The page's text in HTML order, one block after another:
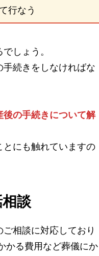
行なう
しょう。
続きをしなければな
の手続きについて解
にも触れていますの
談
相談に対応しており
かる費用など葬儀にか